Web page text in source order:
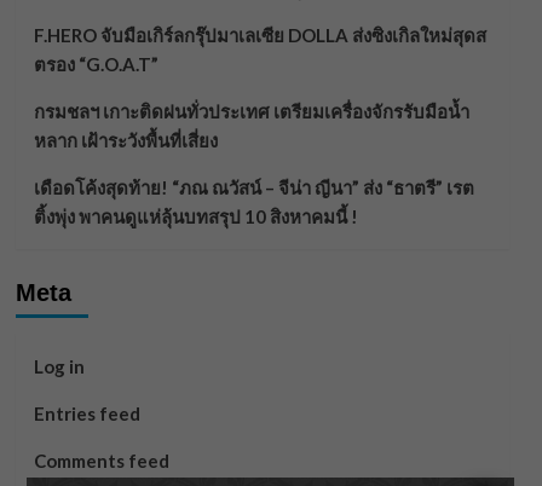
F.HERO จับมือเกิร์ลกรุ๊ปมาเลเซีย DOLLA ส่งซิงเกิลใหม่สุดส
ตรอง “G.O.A.T”
กรมชลฯ เกาะติดฝนทั่วประเทศ เตรียมเครื่องจักรรับมือน้ำ
หลาก เฝ้าระวังพื้นที่เสี่ยง
เดือดโค้งสุดท้าย! “ภณ ณวัสน์ – จีน่า ญีนา” ส่ง “ธาตรี” เรต
ติ้งพุ่ง พาคนดูแห่ลุ้นบทสรุป 10 สิงหาคมนี้ !
Meta
Log in
Entries feed
Comments feed